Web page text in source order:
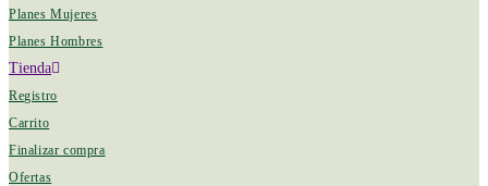
Planes Mujeres
Planes Hombres
Tienda
Registro
Carrito
Finalizar compra
Ofertas